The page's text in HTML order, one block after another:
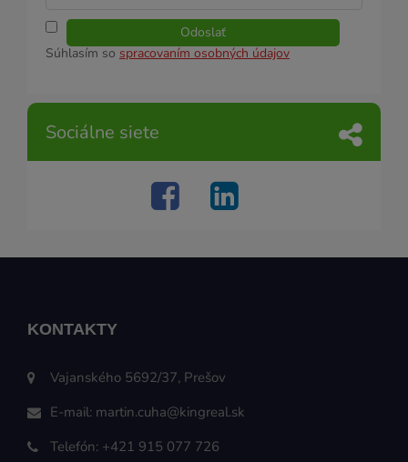
Odoslať
Súhlasím so spracovaním osobných údajov
Sociálne siete
KONTAKTY
Vajanského 5692/37, Prešov
E-mail: martin.cuha@kingreal.sk
Telefón: +421 915 077 726